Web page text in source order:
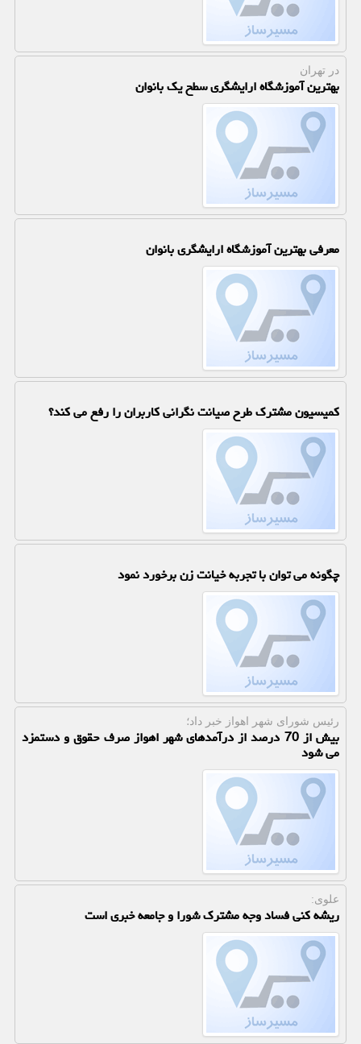
در تهران
بهترین آموزشگاه ارایشگری سطح یک بانوان
معرفی بهترین آموزشگاه ارایشگری بانوان
کمیسیون مشترک طرح صیانت نگرانی کاربران را رفع می کند؟
چگونه می توان با تجربه خیانت زن برخورد نمود
رئیس شورای شهر اهواز خبر داد؛
بیش از 70 درصد از درآمدهای شهر اهواز صرف حقوق و دستمزد
می شود
علوی:
ریشه کنی فساد وجه مشترک شورا و جامعه خبری است